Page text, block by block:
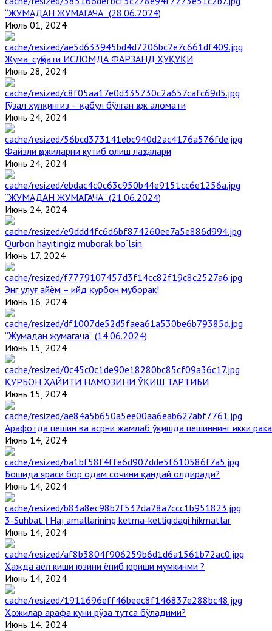
“ЖУМАДАН ЖУМАГАЧА” (28.06.2024)
Июль 01, 2024
Жума_суҳбати ИСЛОМДА ФАРЗАНД ҲУҚУҚИ
Июнь 28, 2024
Гўзал хулқингиз – қабул бўлган ҳаж аломати
Июнь 24, 2024
Файзли ҳожиларни кутиб олиш лаҳзалари
Июнь 24, 2024
“ЖУМАДАН ЖУМАГАЧА” (21.06.2024)
Июнь 24, 2024
Qurbon hayitingiz muborak bo`lsin
Июнь 17, 2024
Энг улуғ айём – ийд қурбон муборак!
Июнь 16, 2024
“Жумадан жумагача” (14.06.2024)
Июнь 15, 2024
ҚУРБОН ҲАЙИТИ НАМОЗИНИ ЎҚИШ ТАРТИБИ
Июнь 15, 2024
Арафотда пешин ва асрни жамлаб ўқишда пешиннинг икки
Июнь 14, 2024
Бошида яраси бор одам сочини қандай олдиради?
Июнь 14, 2024
3-Suhbat | Haj amallarining ketma-ketligidagi hikmatlar
Июнь 14, 2024
Ҳажда аёл киши юзини ёпиб юриши мумкинми ?
Июнь 14, 2024
Ҳожилар арафа куни рўза тутса бўладими?
Июнь 14, 2024